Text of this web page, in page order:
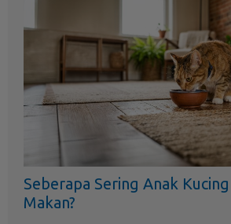
Seberapa Sering Anak
Makan?